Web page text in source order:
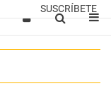
SUSCRÍBETE